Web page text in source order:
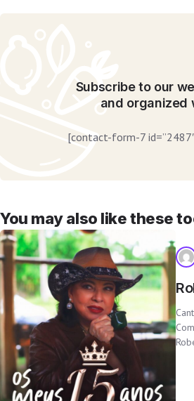
Subscribe to our
and organized
[contact-form-7
You may also like these